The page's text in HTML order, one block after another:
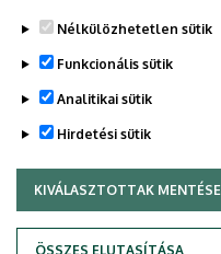
Nélkülözhetetlen sütik
Funkcionális sütik
Analitikai sütik
Hirdetési sütik
KIVÁLASZTOTTAK MENTÉSE
ÖSSZES ELUTASÍTÁSA
WITHDRAW CONSENT